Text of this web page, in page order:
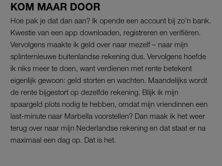
KOM MAAR DOOR
Hoe pak je dat dan aan? Ik opende een account bij zo’n bank.
Kwestie van een app downloaden, registreren en verifiëren.
Vervolgens maakte ik geld over naar mezelf – naar mijn
splinternieuwe buitenlandse rekening dus. Vervolgens hoefde
ik niks meer te doen, want verdienen met rente betekent
eigenlijk gewoon: geld storten en wachten. Maandelijks wordt
de rente bijgestort op dezelfde rekening. Blijk ik mijn
spaargeld plots nodig te hebben, omdat mijn vriendinnen een
last-minute naar Marbella voorstellen? Dan maak ik het weer
terug over naar mijn Nederlandse rekening en dat staat er na
maximaal een dag op. Dat is het.